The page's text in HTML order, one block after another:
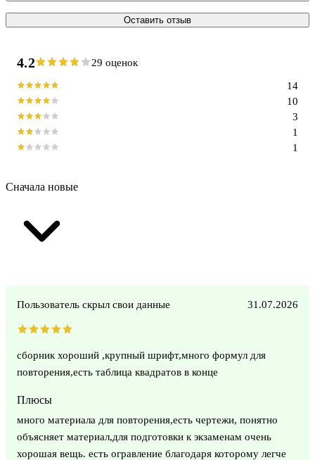
Оставить отзыв
4.2 29 оценок
1
1
3
10
14
Сначала новые
Пользователь скрыл свои данные 31.07.2026
сборник хороший ,крупный шрифт,много формул для
повторения,есть таблица квадратов в конце
Плюсы
много материала для повторения,есть чертежи, понятно
объясняет материал,для подготовки к экзаменам очень
хорошая вещь. есть огравление благодаря которому легче